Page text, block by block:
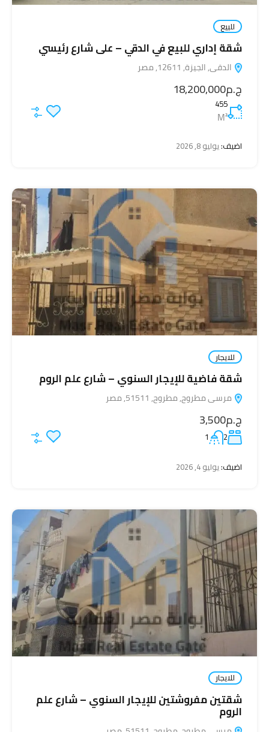
للبيع
شقة إداري للبيع في الدقي – على شارع رئيسي
الدقى, الجيزة, 12611, مصر
ج.م18,200,000
455
M²
اضيف:يوليو 8, 2026
للايجار
شقة فاضية للإيجار السنوي – شارع علم الروم
مرسى مطروح, مطروح, 51511, مصر
ج.م3,500
2
1
اضيف:يوليو 4, 2026
للايجار
شقتين مفروشتين للإيجار السنوي – شارع علم
الروم